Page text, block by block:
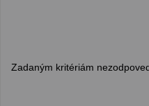
Zadaným kritériám